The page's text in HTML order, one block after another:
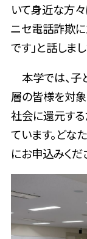
いて身近な方々
ニセ電話詐欺に
です」と話しまし
本学では、子
層の皆様を対
社会に還元する
ています。どな
にお申込みくだ